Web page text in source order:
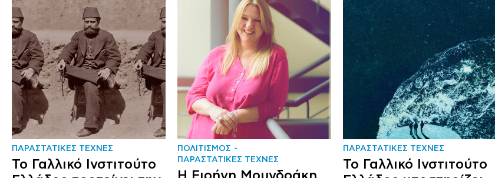
ΠΑΡΑΣΤΑΤΙΚΕΣ ΤΕΧΝΕΣ
Το Γαλλικό Ινστιτούτο
ΠΟΛΙΤΙΣΜΟΣ
ΠΑΡΑΣΤΑΤΙΚΕΣ ΤΕΧΝΕΣ
ΠΑΡΑΣΤΑΤΙΚΕΣ ΤΕΧΝΕΣ
Το Γαλλικό Ινστιτούτο